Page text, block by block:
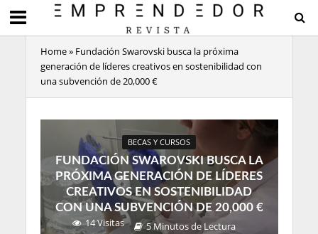
Home» Fundación Swarovski busca la próxima
generación de líderes creativos en sostenibilidad con
una subvención de 20,000 €
BECAS Y CURSOS
FUNDACIÓN SWAROVSKI BUSCA LA
PRÓXIMA GENERACIÓN DE LÍDERES
CREATIVOS EN SOSTENIBILIDAD
CON UNA SUBVENCIÓN DE 20,000 €
14 Visitas
5 Minutos de Lectura